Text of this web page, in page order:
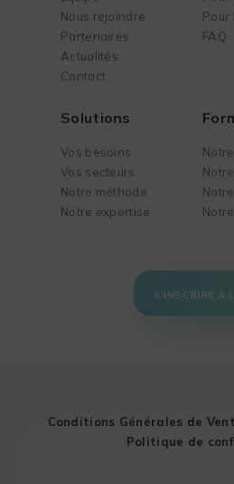
Nous rejoindre
Partenaires
Actualités
Contact
Pour
FAQ
Solutions
Vos besoins
Vos secteurs
Notre méthode
Notre expertise
S'INSCRIRE À
Conditions Générales de
Politique de